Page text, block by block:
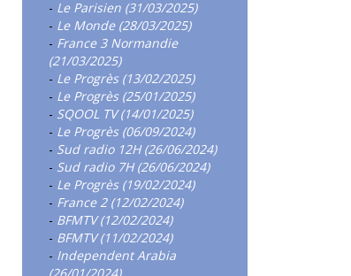
- Le Parisien (31/03/2025)
- Le Monde (28/03/2025)
- France 3 Normandie
(21/03/2025)
- Le Progrès (13/02/2025)
- Le Progrès (25/01/2025)
- SQOOL TV (14/01/2025)
- Le Progrès (06/09/2024)
- Sud radio 12H (26/06/2024)
- Sud radio 7H (26/06/2024)
- Le Progrès (19/02/2024)
- France 2 (12/02/2024)
- BFMTV (12/02/2024)
- BFMTV (11/02/2024)
- Independent Arabia